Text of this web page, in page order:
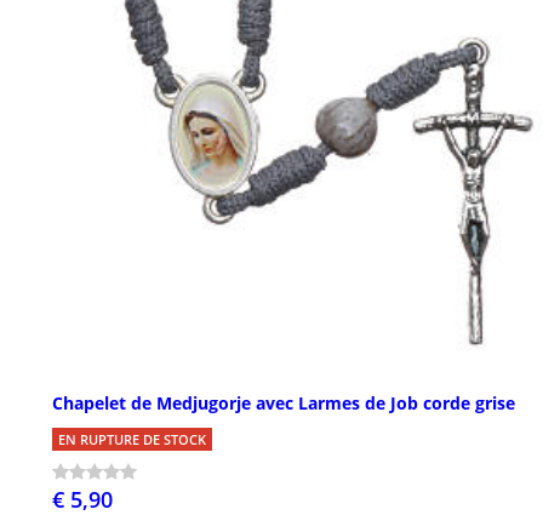
Chapelet de Medjugorje avec Larmes de Job corde grise
EN RUPTURE DE STOCK
€ 5,90